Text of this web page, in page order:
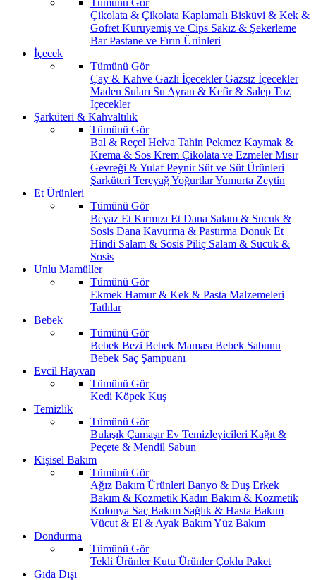
Çikolata & Çikolata Kaplamalı Bisküvi & Kek &
Gofret Kuruyemiş ve Cips Sakız & Şekerleme
BarPastane ve Fırın Ürünleri
İçecek
Tümünü Gör
Çay & Kahve Gazlı İçeceklerGazsız İçecekler
Maden Suları Su Ayran & Kefir & Salep Toz
İçecekler
Şarküteri & Kahvaltılık
Tümünü Gör
Bal & Reçel Helva Tahin Pekmez Kaymak &
Krema & Sos Krem Çikolata ve EzmelerMısır
Gevreği & YulafPeynir Süt ve Süt Ürünleri
Şarküteri TereyağYoğurtlarYumurta Zeytin
Et Ürünleri
Tümünü Gör
Beyaz Et Kırmızı Et Dana Salam & Sucuk &
Sosis Dana Kavurma & Pastırma Donuk Et
Hindi Salam & Sosis Piliç Salam & Sucuk &
Sosis
Unlu Mamüller
Tümünü Gör
Ekmek Hamur & Kek & Pasta Malzemeleri
Tatlılar
Bebek
Tümünü Gör
Bebek Bezi Bebek Maması Bebek Sabunu
Bebek Saç Şampuanı
Evcil Hayvan
Tümünü Gör
Kedi Köpek Kuş
Temizlik
Tümünü Gör
Bulaşık ÇamaşırEv Temizleyicileri Kağıt &
Peçete & Mendil Sabun
Kişisel Bakım
Tümünü Gör
Ağız Bakım Ürünleri Banyo & Duş Erkek
Bakım & Kozmetik Kadın Bakım & Kozmetik
Kolonya Saç Bakım Sağlık & Hasta Bakım
Vücut & El & Ayak BakımYüz Bakım
Dondurma
Tümünü Gör
Tekli ÜrünlerKutu ÜrünlerÇoklu Paket
Gıda Dışı